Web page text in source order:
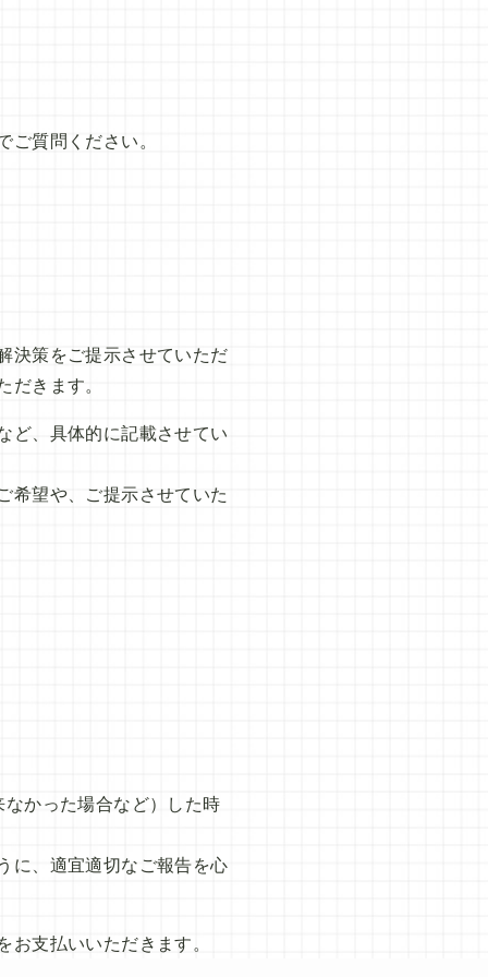
質問ください。
決策をご提示させていただ
きます。
ど、具体的に記載させてい
希望や、ご提示させていた
かった場合など）した時
に、適宜適切なご報告を心
支払いいただきます。